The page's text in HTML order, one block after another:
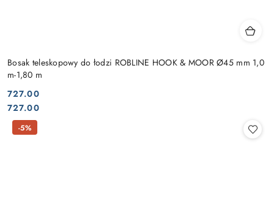
Bosak teleskopowy do łodzi ROBLINE HOOK & MOOR Ø45 mm 1,0
m-1,80 m
Cena:
727.00
Cena:
727.00
-5%